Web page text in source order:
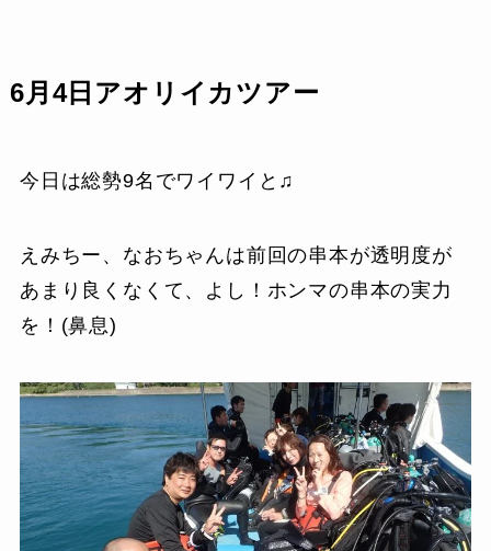
6月4日アオリイカツアー
今日は総勢9名でワイワイと♫
えみちー、なおちゃんは前回の串本が透明度が
あまり良くなくて、よし！ホンマの串本の実力
を！(鼻息)